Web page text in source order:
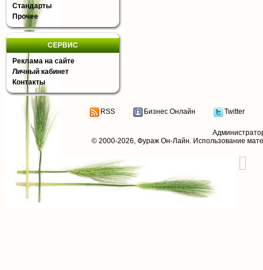
Стандарты
Прочее
СЕРВИС
Реклама на сайте
Личный кабинет
Контакты
RSS Бизнес Онлайн Twitter
© 2000-2026, Фураж Он-Лайн. Использование